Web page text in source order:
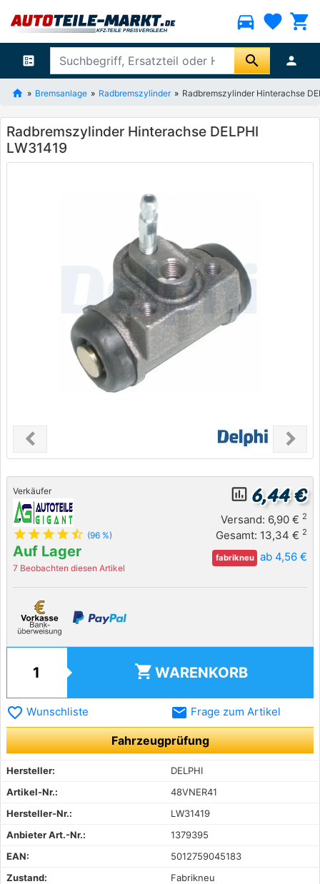
directions_car favorite shopping_cart
ballot search person
Bremsanlage Radbremszylinder Radbremszylinder Hinterachse
Radbremszylinder Hinterachse DELPHI
LW31419
chevron_leftPrevious chevron_right
Next
Verkäufer
star star star star star_half (96 %)
Auf Lager
7 Beobachten diesen Artikel
insert_chart_outlined 6,44 €
Versand: 6,90 € 2
Gesamt: 13,34 € 2
fabrikneu ab 4,56 €
shopping_cart WARENKORB
favorite_border Wunschliste email Frage zum Artikel
Fahrzeugprüfung
Hersteller:
DELPHI
Artikel-Nr.:
48VNER41
Hersteller-Nr.:
LW31419
Anbieter Art.-Nr.:
1379395
EAN:
5012759045183
Zustand:
Fabrikneu